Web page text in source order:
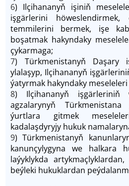
6) Ilçihananyň işiniň
işgärlerini höweslendirmek,
temmilerini bermek, işe
boşatmak hakyndaky
çykarmaga;
7) Türkmenistanyň Daşary
ylalaşyp, Ilçihananyň
ýatyrmak hakyndaky
8) Ilçihananyň işgärleriniň
agzalarynyň
ýurtlara gitmek
kadalaşdyryjy hukuk
9) Türkmenistanyň
kanunçylygyna we halkara
laýyklykda
beýleki hukuklardan